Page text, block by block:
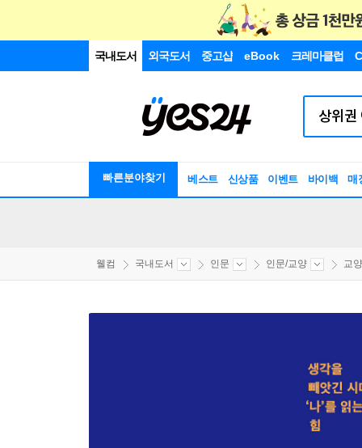
국내도서 외국도서 중고샵 eBook 크레마클럽
빠른분야찾기 베스트 신상품 이벤트 바이백 매
웰컴 국내도서 인문 인문/교양 교